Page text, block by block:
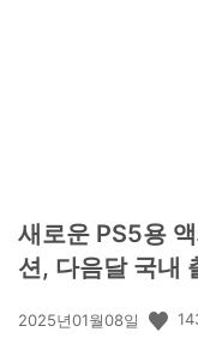
새로운 PS5용
션, 다음달 국내
공
2025년01월08일